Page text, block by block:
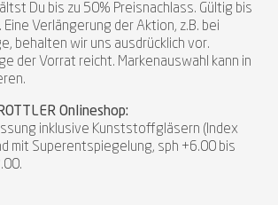
Du bis zu 50% Preisnachlass. Gültig bis
Verlängerung der Aktion, z.B. bei
behalten wir uns ausdrücklich vor.
der Vorrat reicht. Markenauswahl kann in
Onlineshop:
inklusive Kunststoffgläsern (Index
mit Superentspiegelung, sph +6.00 bis